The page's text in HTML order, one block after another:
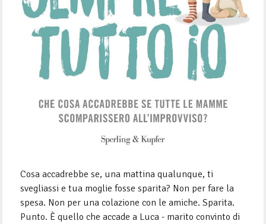
Cosa accadrebbe se, una mattina qualunque, ti
svegliassi e tua moglie fosse sparita? Non per fare la
spesa. Non per una colazione con le amiche. Sparita.
Punto. È quello che accade a Luca - marito convinto di